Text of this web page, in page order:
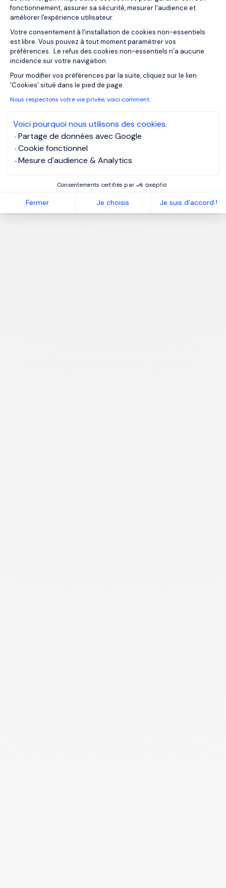
fonctionnement, assurer sa sécurité, mesurer l'audience et
améliorer l'expérience utilisateur.
Votre consentement à l'installation de cookies non-essentiels
est libre. Vous pouvez à tout moment paramétrer vos
préférences. Le refus des cookies non-essentiels n’a aucune
incidence sur votre navigation.
Pour modifier vos préférences par la suite, cliquez sur le lien
'Cookies' situé dans le pied de page.
Nous respectons votre vie privée, voici comment.
Voici pourquoi nous utilisons des cookies.
Partage de données avec Google
Cookie fonctionnel
Mesure d'audience & Analytics
Consentements certifiés par
Fermer Je choisis Je suis d'accord !